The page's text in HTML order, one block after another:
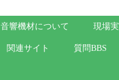
音響機材について 現場
関連サイト 質問BBS